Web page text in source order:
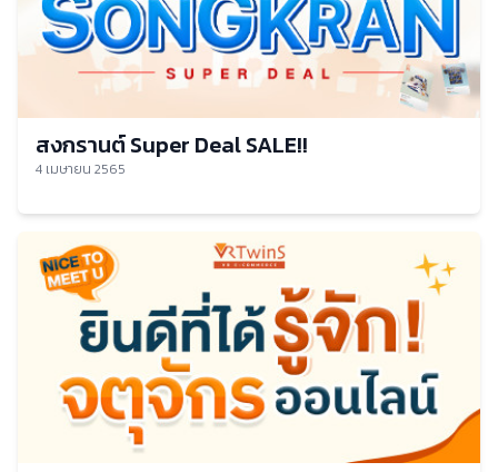
สงกรานต์ Super Deal SALE!!
4 เมษายน 2565